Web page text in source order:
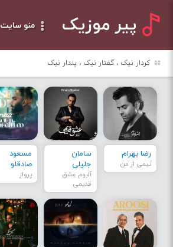
پیر موزیک منو سایت
کردار نیک ، گفتار نیک ، پندار نیک
رضا بهرام
نیمی از من
سامان
جلیلی
آلبوم عشق
قدیمی
مسعود
صادقلو
پرواز